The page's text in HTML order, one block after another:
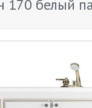
белый